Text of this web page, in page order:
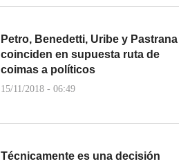
Petro, Benedetti, Uribe y Pastrana
coinciden en supuesta ruta de
coimas a políticos
15/11/2018 - 06:49
Técnicamente es una decisión